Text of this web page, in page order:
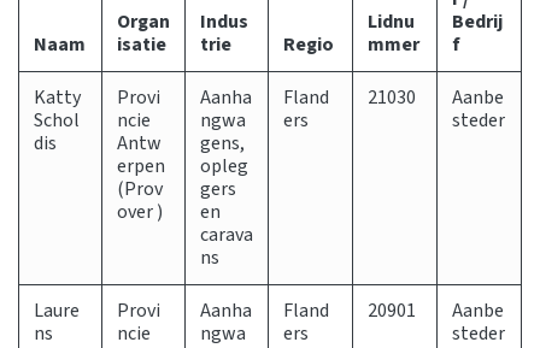
Naam
Organ
isatie
Indus
trie
Regio
Lidnu
mmer
Bedrij
f
Katty
Schol
dis
Provi
ncie
Antw
erpen
(Prov
over )
Aanha
ngwa
gens,
opleg
gers
en
carava
ns
Fland
ers
21030
Aanbe
steder
Laure
ns
Provi
ncie
Aanha
ngwa
Fland
ers
20901
Aanbe
steder